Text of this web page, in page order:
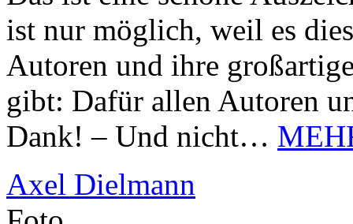
ist nur möglich, weil es
Autoren und ihre
gibt: Dafür allen Autoren
Dank! – Und nicht…
Axel Dielmann